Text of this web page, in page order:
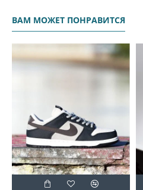
ВАМ МОЖЕТ ПОНРАВИТСЯ